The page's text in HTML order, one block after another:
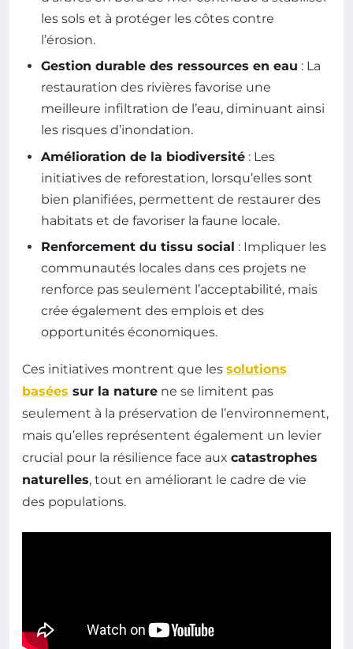
les sols et à protéger les côtes contre
l’érosion.
Gestion durable des ressources en eau : La
restauration des rivières favorise une
meilleure infiltration de l’eau, diminuant ainsi
les risques d’inondation.
Amélioration de la biodiversité : Les
initiatives de reforestation, lorsqu’elles sont
bien planifiées, permettent de restaurer des
habitats et de favoriser la faune locale.
Renforcement du tissu social : Impliquer les
communautés locales dans ces projets ne
renforce pas seulement l’acceptabilité, mais
crée également des emplois et des
opportunités économiques.
Ces initiatives montrent que les solutions
basées sur la nature ne se limitent pas
seulement à la préservation de l’environnement,
mais qu’elles représentent également un levier
crucial pour la résilience face aux catastrophes
naturelles, tout en améliorant le cadre de vie
des populations.